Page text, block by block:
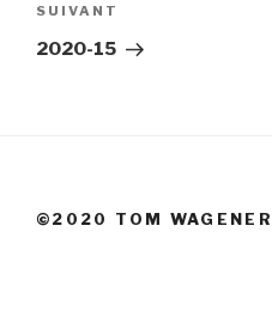
Article
suivant
SUIVANT
2020-15
©2020 TOM